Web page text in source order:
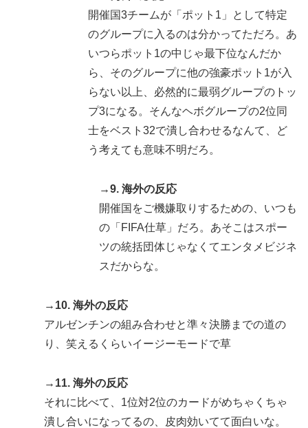
開催国3チームが「ポット1」として特定
のグループに入るのは分かってただろ。あ
いつらポット1の中じゃ最下位なんだか
ら、そのグループに他の強豪ポット1が入
らない以上、必然的に最弱グループのトッ
プ3になる。そんなヘボグループの2位同
士をベスト32で潰し合わせるなんて、ど
う考えても意味不明だろ。
→9. 海外の反応
開催国をご機嫌取りするための、いつも
の「FIFA仕草」だろ。あそこはスポー
ツの統括団体じゃなくてエンタメビジネ
スだからな。
→10. 海外の反応
アルゼンチンの組み合わせと準々決勝までの道の
り、笑えるくらいイージーモードで草
→11. 海外の反応
それに比べて、1位対2位のカードがめちゃくちゃ
潰し合いになってるの、皮肉効いてて面白いな。